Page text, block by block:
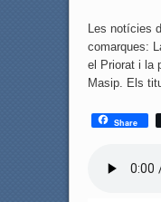
Les notícies
comarques:
el Priorat i la
Masip. Els
Share